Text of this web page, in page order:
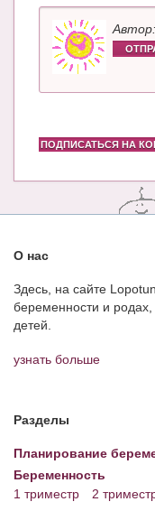
Автор:
ПОДПИСАТЬСЯ НА
О нас
Здесь, на сайте
беременности и родах,
детей.
узнать больше
Разделы
Планирование
Беременность
1 триместр
2